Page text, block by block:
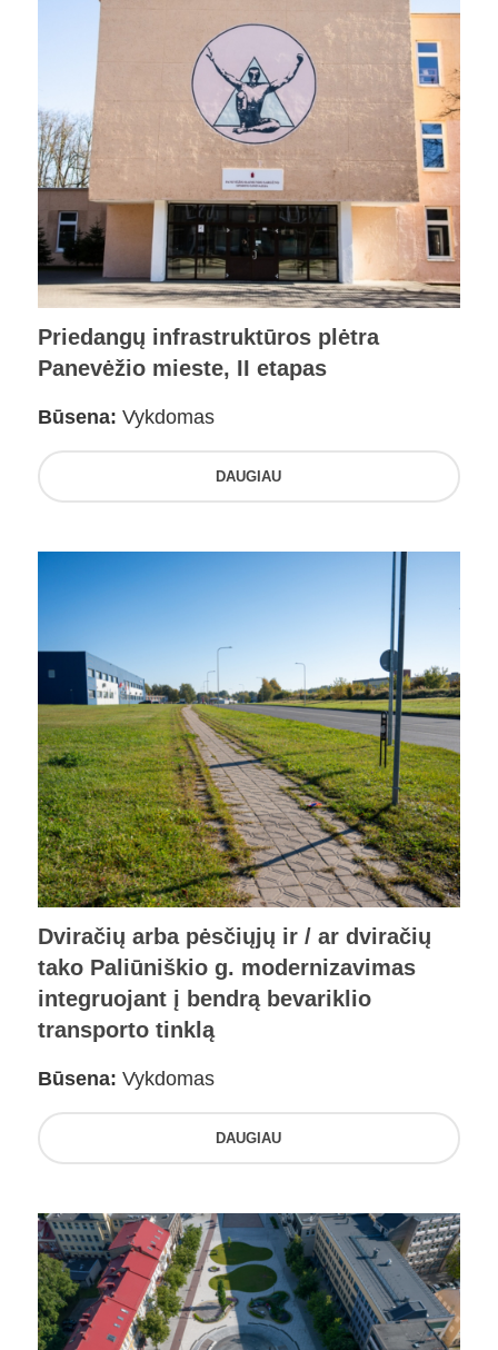
Priedangų infrastruktūros plėtra
Panevėžio mieste, II etapas
Būsena: Vykdomas
DAUGIAU
Dviračių arba pėsčiųjų ir / ar dviračių
tako Paliūniškio g. modernizavimas
integruojant į bendrą bevariklio
transporto tinklą
Būsena: Vykdomas
DAUGIAU